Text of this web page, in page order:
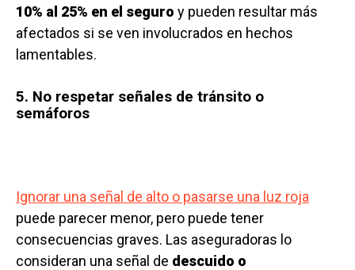
10% al 25% en el seguro y pueden resultar más
afectados si se ven involucrados en hechos
lamentables.
5. No respetar señales de tránsito o
semáforos
Ignorar una señal de alto o pasarse una luz roja
puede parecer menor, pero puede tener
consecuencias graves. Las aseguradoras lo
consideran una señal de descuido o